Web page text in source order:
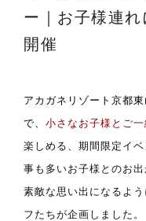
ー｜お子様連
開催
アカガネリゾート京都
で、 小さなお子様とご
楽しめる、期間限定イ
事も多いお子様とのお
素敵な思い出になるよ
フたちが企画しました。